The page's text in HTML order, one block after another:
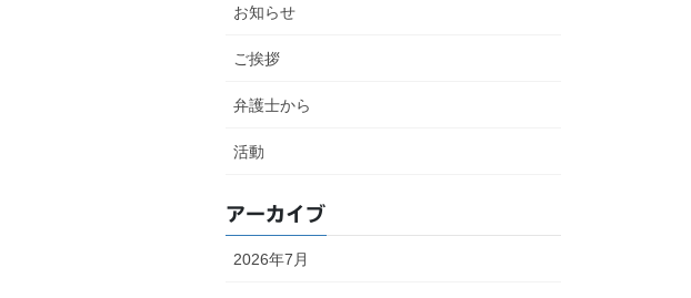
お知らせ
ご挨拶
弁護士から
活動
アーカイブ
2026年7月